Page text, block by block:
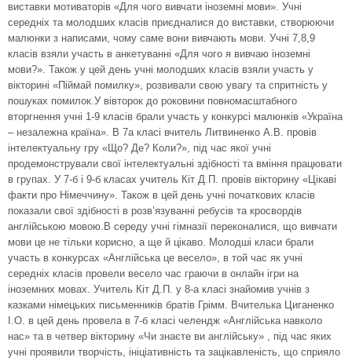
виставки мотиваторів «Для чого вивчати іноземні мови». Учні
середніх та молодших класів приєдналися до виставки, створюючи
малюнки з написами, чому саме вони вивчають мови. Учні 7,8,9
класів взяли участь в анкетуванні «Для чого я вивчаю іноземні
мови?». Також у цей день учні молодших класів взяли участь у
вікторині «Піймай помилку», розвивали свою увагу та спритність у
пошуках помилок.У вівторок до роковини повномасштабного
вторгнення учні 1-9 класів брали участь у конкурсі малюнків «Україна
– незалежна країна». В 7а класі вчитель Литвиненко А.В. провів
інтелектуальну гру «Що? Де? Коли?», під час якої учні
продемонстрували свої інтелектуальні здібності та вміння працювати
в групах. У 7-б і 9-б класах учитель Кіт Д.П. провів вікторину «Цікаві
факти про Німеччину». Також в цей день учні початкових класів
показали свої здібності в розв’язуванні ребусів та кросвордів
англійською мовою.В середу учні гімназії переконалися, що вивчати
мови це не тільки корисно, а ще й цікаво. Молодші класи брали
участь в конкурсах «Англійська це весело», в той час як учні
середніх класів провели весело час граючи в онлайн ігри на
іноземних мовах. Учитель Кіт Д.П. у 8-а класі знайомив учнів з
казками німецьких письменників братів Грімм. Вчителька Циганенко
І.О. в цей день провела в 7-б класі челендж «Англійська навколо
нас» та в четвер вікторину «Чи знаєте ви англійську» , під час яких
учні проявили творчість, ініціативність та зацікавленість, що сприяло